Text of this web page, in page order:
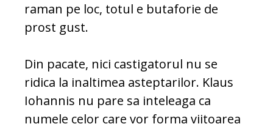
raman pe loc, totul e butaforie de
prost gust.
Din pacate, nici castigatorul nu se
ridica la inaltimea asteptarilor. Klaus
Iohannis nu pare sa inteleaga ca
numele celor care vor forma viitoarea